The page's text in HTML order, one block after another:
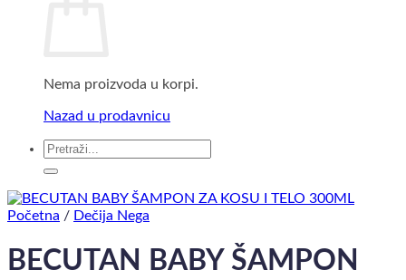
Nema proizvoda u korpi.
Nazad u prodavnicu
Pretraga
Početna / Dečija Nega
BECUTAN BABY ŠAMPON